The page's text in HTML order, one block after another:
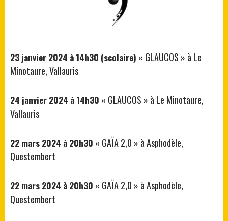
23 janvier 2024 à 14h30 (scolaire) « GLAUCOS » à Le
Minotaure, Vallauris
24 janvier 2024 à 14h30 « GLAUCOS » à Le Minotaure,
Vallauris
22 mars 2024 à 20h30 « GAÏA 2,0 » à Asphodèle,
Questembert
22 mars 2024 à 20h30 « GAÏA 2,0 » à Asphodèle,
Questembert